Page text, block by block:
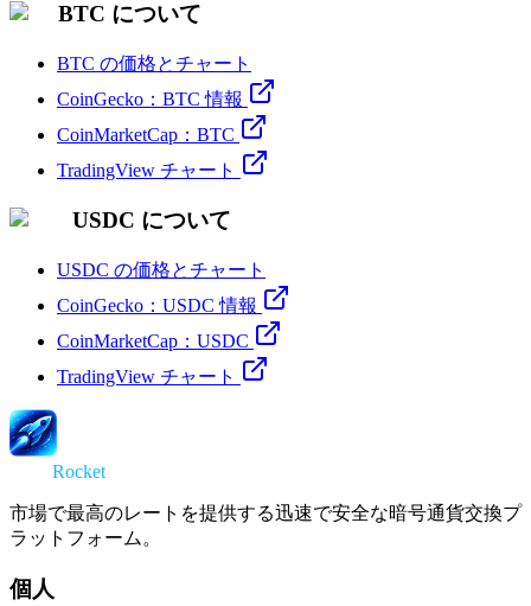
BTC について
BTC の価格とチャート
CoinGecko：BTC 情報
CoinMarketCap：BTC
TradingView チャート
USDC について
USDC の価格とチャート
CoinGecko：USDC 情報
CoinMarketCap：USDC
TradingView チャート
Rocket
市場で最高のレートを提供する迅速で安全な暗号通貨交換プ
ラットフォーム。
個人